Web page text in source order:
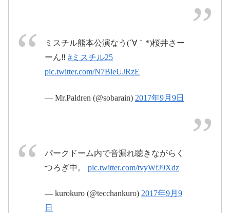
2017年9月9日
pic.twitter.com/SRxW8cr3s3
#mrchildren #ミスチル
ミスチル熊本公演なう(´∀｀*)桜井さー
ーん‼ #ミスチル25
pic.twitter.com/N7BleUJRzE
— Mr.Paldren (@sobarain) 2017年9月9日
パークドーム内で音漏れ聴きながらく
つろぎ中。 pic.twitter.com/tvyWfJ9Xdz
— kurokuro (@tecchankuro) 2017年9月9
日